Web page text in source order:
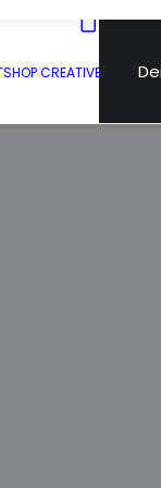
SHOP CREATIVE